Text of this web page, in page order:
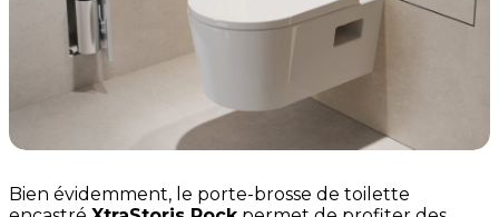
Bien évidemment, le porte-brosse de toilette